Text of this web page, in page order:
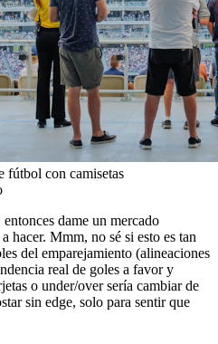
fútbol con camisetas
dame un mercado
hacer. Mmm, no sé si esto es tan
del emparejamiento (alineaciones
real de goles a favor y
o under/over sería cambiar de
sin edge, solo para sentir que